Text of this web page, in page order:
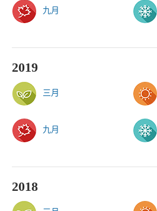
九月
2019
三月
九月
2018